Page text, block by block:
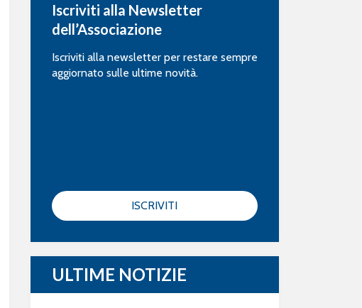
Iscriviti alla Newsletter
dell’Associazione
Iscriviti alla newsletter per restare sempre
aggiornato sulle ultime novità.
ISCRIVITI
ULTIME NOTIZIE